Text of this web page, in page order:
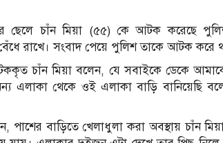
ছেলে চাঁন মিয়া (৫৫) কে আটক করেছে
রাখে। সংবাদ পেয়ে পুলিশ তাকে আটক করে
চাঁন মিয়া বলেন, যে সবাইকে ডেকে
এলাকা থেকে ওই এলাকা বাড়ি বানিয়েছি
পাশের বাড়িতে খেলাধুলা করা অবস্থায় চাঁন